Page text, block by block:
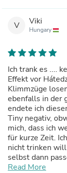
V Viki
Hungary
Ich trank es ....
Effekt vor
Klimmzüge
ebenfalls in der
endete ich
Tiny negativ,
mich, dass ich
für kurze Zeit.
nicht trinken will
selbst dann
Google)
Read More